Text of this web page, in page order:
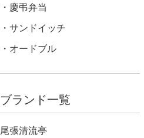
慶弔弁当
サンドイッチ
オードブル
ブランド一覧
尾張清流亭